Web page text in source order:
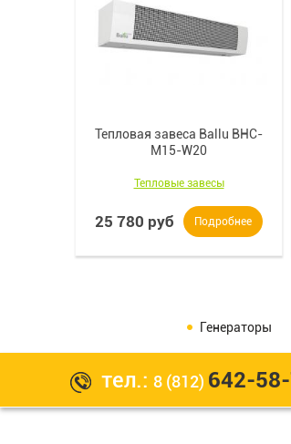
Тепловая завеса Ballu BHC-
M15-W20
Тепловые завесы
25 780 руб Подробнее
Генераторы
тел.: 8 (812) 642-